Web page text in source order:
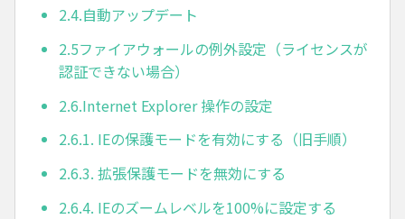
2.4.自動アップデート
2.5ファイアウォールの例外設定（ライセンスが
認証できない場合）
2.6.Internet Explorer 操作の設定
2.6.1. IEの保護モードを有効にする（旧手順）
2.6.3. 拡張保護モードを無効にする
2.6.4. IEのズームレベルを100%に設定する